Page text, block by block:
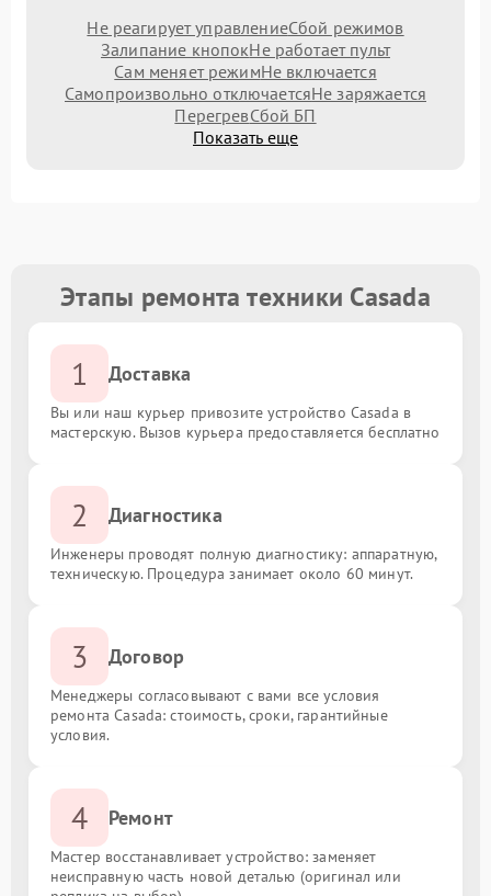
Не реагирует управлениеСбой режимов
Залипание кнопокНе работает пульт
Сам меняет режимНе включается
Самопроизвольно отключаетсяНе заряжается
ПерегревСбой БП
Показать еще
Этапы ремонта техники Casada
1 Доставка
Вы или наш курьер привозите устройство Casada в
мастерскую. Вызов курьера предоставляется бесплатно
2 Диагностика
Инженеры проводят полную диагностику: аппаратную,
техническую. Процедура занимает около 60 минут.
3 Договор
Менеджеры согласовывают с вами все условия
ремонта Casada: стоимость, сроки, гарантийные
условия.
4 Ремонт
Мастер восстанавливает устройство: заменяет
неисправную часть новой деталью (оригинал или